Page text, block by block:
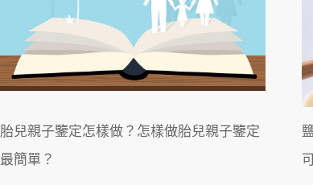
胎兒親子鑒定怎樣做？怎樣做胎兒親子鑒定
最簡單？